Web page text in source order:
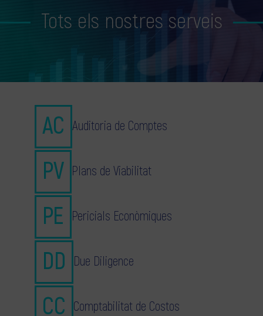
Tots els nostres serveis
Auditoria de Comptes
Plans de Viabilitat
Pericials Econòmiques
Due Diligence
Comptabilitat de Costos